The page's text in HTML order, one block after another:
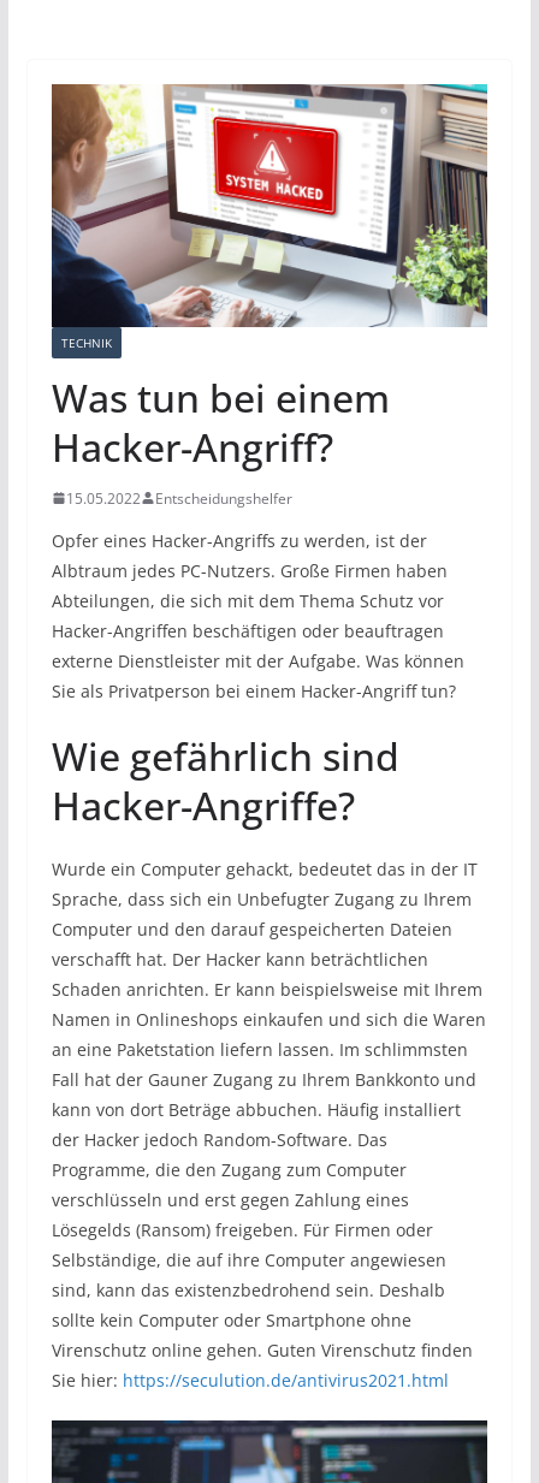
TECHNIK
Was tun bei einem
Hacker-Angriff?
15.05.2022 Entscheidungshelfer
Opfer eines Hacker-Angriffs zu werden, ist der
Albtraum jedes PC-Nutzers. Große Firmen haben
Abteilungen, die sich mit dem Thema Schutz vor
Hacker-Angriffen beschäftigen oder beauftragen
externe Dienstleister mit der Aufgabe. Was können
Sie als Privatperson bei einem Hacker-Angriff tun?
Wie gefährlich sind
Hacker-Angriffe?
Wurde ein Computer gehackt, bedeutet das in der IT
Sprache, dass sich ein Unbefugter Zugang zu Ihrem
Computer und den darauf gespeicherten Dateien
verschafft hat. Der Hacker kann beträchtlichen
Schaden anrichten. Er kann beispielsweise mit Ihrem
Namen in Onlineshops einkaufen und sich die Waren
an eine Paketstation liefern lassen. Im schlimmsten
Fall hat der Gauner Zugang zu Ihrem Bankkonto und
kann von dort Beträge abbuchen. Häufig installiert
der Hacker jedoch Random-Software. Das
Programme, die den Zugang zum Computer
verschlüsseln und erst gegen Zahlung eines
Lösegelds (Ransom) freigeben. Für Firmen oder
Selbständige, die auf ihre Computer angewiesen
sind, kann das existenzbedrohend sein. Deshalb
sollte kein Computer oder Smartphone ohne
Virenschutz online gehen. Guten Virenschutz finden
Sie hier: https://seculution.de/antivirus2021.html